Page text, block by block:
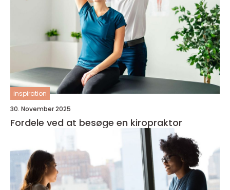
inspiration
30. November 2025
Fordele ved at besøge en kiropraktor